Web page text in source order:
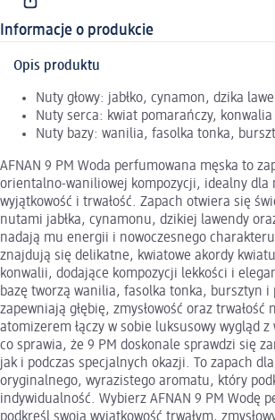
Informacje o produkcie
Opis produktu
Nuty głowy: jabłko, cynamon, dzika
Nuty serca: kwiat pomarańczy, konwalia
Nuty bazy: wanilia, fasolka tonka,
AFNAN 9 PM Woda perfumowana męska to
orientalno-waniliowej kompozycji, idealny dla
wyjątkowość i trwałość. Zapach otwiera się
nutami jabłka, cynamonu, dzikiej lawendy
nadają mu energii i nowoczesnego
znajdują się delikatne, kwiatowe akordy
konwalii, dodające kompozycji lekkości i
bazę tworzą wanilia, fasolka tonka, bursztyn i
zapewniają głębię, zmysłowość oraz trwałość
atomizerem łączy w sobie luksusowy wygląd z
co sprawia, że 9 PM doskonale sprawdzi się
jak i podczas specjalnych okazji. To zapach
oryginalnego, wyrazistego aromatu, który
indywidualność. Wybierz AFNAN 9 PM Wodę
podkreśl swoją wyjątkowość trwałym,